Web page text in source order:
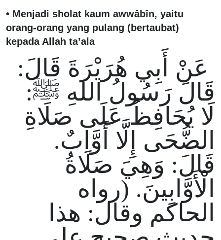
• Menjadi sholat kaum awwâbîn, yaitu
orang-orang yang pulang (bertaubat)
kepada Allah ta’ala
عَنْ أَبِي هُرَيْرَةَ قَالَ:
قَالَ رَسُولُ اللهِ ﷺ:
لَا يُحَافِظُ عَلَى صَلَاةِ
الضُّحَى إِلَّا أَوَّابٌ.
قَالَ: وَهِيَ صَلَاةُ
الْأَوَّابِينَ. (رواه
الحاكم وقال: هذا